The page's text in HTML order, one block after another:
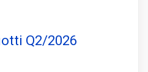
Q2/2026